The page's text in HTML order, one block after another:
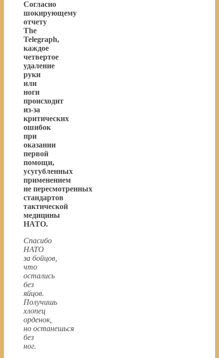
Согласно
шокирующему
отчету
The
Telegraph,
каждое
четвертое
удаление
руки
или
ноги
происходит
из-за
критических
ошибок
при
оказании
первой
помощи,
усугубленных
применением
не пересмотренных
стандартов
тактической
медицины
НАТО.
Спасибо
НАТО
за бойцов,
что
остались
без
яйцов.
Получишь
хлопец
орденок,
но останешься
без
ног.